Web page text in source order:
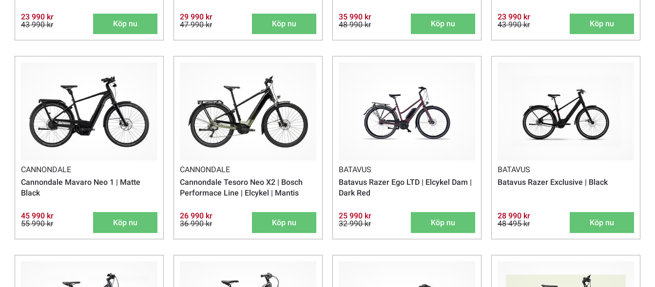
23 990 kr
43 990 kr
Köp nu
29 990 kr
47 990 kr
Köp nu
35 990 kr
48 990 kr
Köp nu
23 990 kr
43 990 kr
Köp nu
CANNONDALE
Cannondale Mavaro Neo 1 | Matte
Black
45 990 kr
55 990 kr
Köp nu
CANNONDALE
Cannondale Tesoro Neo X2 | Bosch
Performace Line | Elcykel | Mantis
26 990 kr
36 990 kr
Köp nu
BATAVUS
Batavus Razer Ego LTD | Elcykel Dam |
Dark Red
25 990 kr
32 990 kr
Köp nu
BATAVUS
Batavus Razer Exclusive | Black
28 990 kr
48 495 kr
Köp nu